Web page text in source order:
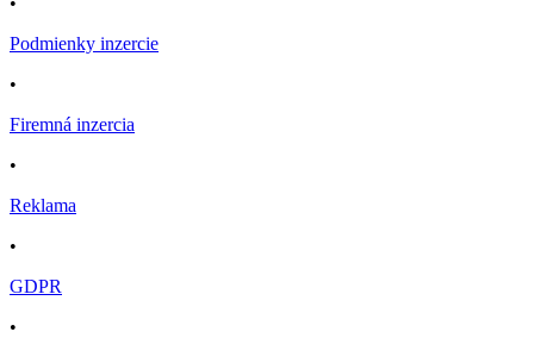
Podmienky inzercie
•
Firemná inzercia
•
Reklama
•
GDPR
•